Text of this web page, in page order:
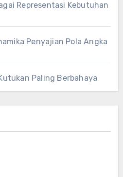
Representasi Kebutuhan
Penyajian Pola Angka
Paling Berbahaya